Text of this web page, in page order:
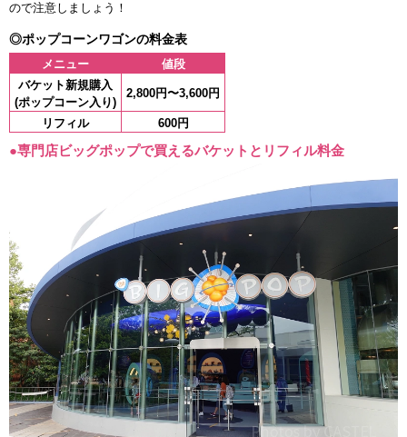
ので注意しましょう！
◎ポップコーンワゴンの料金表
メニュー
値段
バケット新規購入
(ポップコーン入り)
2,800円〜3,600円
リフィル 600円
●専門店ビッグポップで買えるバケットとリフィル料金